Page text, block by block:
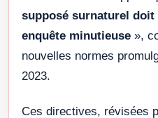
supposé surnaturel doit
enquête minutieuse »,
nouvelles normes
2023.
Ces directives, révisées